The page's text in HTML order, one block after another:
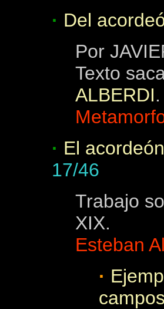
· Del
Por
Texto
ALBERDI.
· El
17/46
Trabajo
XIX.
Esteban
·
campos